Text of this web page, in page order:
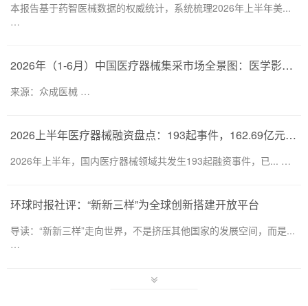
本报告基于药智医械数据的权威统计，系统梳理2026年上半年美...
…
2026年（1-6月）中国医疗器械集采市场全景图：医学影像仍为集采主要目标，部分产品线增速显著
来源：众成医械 …
2026上半年医疗器械融资盘点：193起事件，162.69亿元流向何处？
2026年上半年，国内医疗器械领域共发生193起融资事件，已... …
环球时报社评：“新新三样”为全球创新搭建开放平台
导读：“新新三样”走向世界，不是挤压其他国家的发展空间，而是...
…